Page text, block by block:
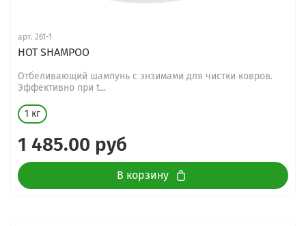
арт. 261-1
HOT SHAMPOO
Отбеливающий шампунь с энзимами для чистки ковров.
Эффективно при t...
1 кг
1 485.00 руб
В корзину